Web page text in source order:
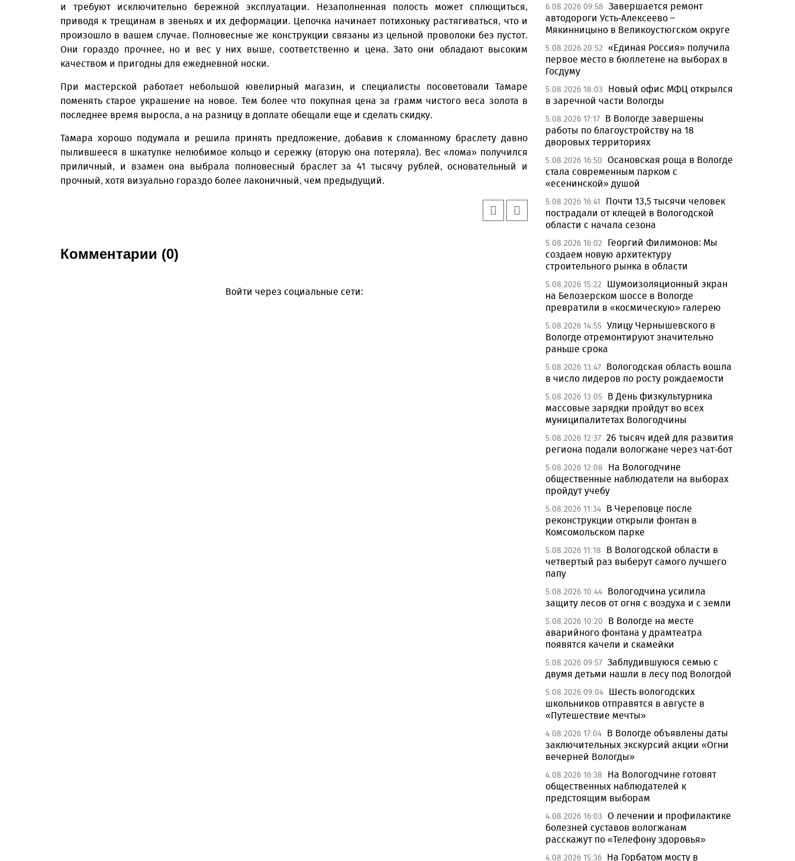
и требуют исключительно бережной эксплуатации. Незаполненная полость может сплющиться,
приводя к трещинам в звеньях и их деформации. Цепочка начинает потихоньку растягиваться, что и
произошло в вашем случае. Полновесные же конструкции связаны из цельной проволоки без пустот.
Они гораздо прочнее, но и вес у них выше, соответственно и цена. Зато они обладают высоким
качеством и пригодны для ежедневной носки.
При мастерской работает небольшой ювелирный магазин, и специалисты посоветовали Тамаре
поменять старое украшение на новое. Тем более что покупная цена за грамм чистого веса золота в
последнее время выросла, а на разницу в доплате обещали еще и сделать скидку.
Тамара хорошо подумала и решила принять предложение, добавив к сломанному браслету давно
пылившееся в шкатулке нелюбимое кольцо и сережку (вторую она потеряла). Вес «лома» получился
приличный, и взамен она выбрала полновесный браслет за 41 тысячу руб­лей, основательный и
прочный, хотя визуально гораздо более лаконичный, чем предыдущий.
Комментарии (0)
Войти через социальные сети:
6.08.2026 09:58 Завершается ремонт
автодороги Усть-Алексеево –
Мякинницыно в Великоустюгском округе
5.08.2026 20:52 «Единая Россия» получила
первое место в бюллетене на выборах в
Госдуму
5.08.2026 18:03
Новый офис МФЦ открылся
в заречной части Вологды
5.08.2026 17:17 В Вологде завершены
работы по благоустройству на 18
дворовых территориях
5.08.2026 16:50 Осановская роща в Вологде
стала современным парком с
«есенинской» душой
5.08.2026 16:41
Почти 13,5 тысячи человек
пострадали от клещей в Вологодской
области с начала сезона
5.08.2026 16:02
Георгий Филимонов: Мы
создаем новую архитектуру
строительного рынка в области
5.08.2026 15:22
Шумоизоляционный экран
на Белозерском шоссе в Вологде
превратили в «космическую» галерею
5.08.2026 14:55 Улицу Чернышевского в
Вологде отремонтируют значительно
раньше срока
5.08.2026 13:47 Вологодская область вошла
в число лидеров по росту рождаемости
5.08.2026 13:05 В День физкультурника
массовые зарядки пройдут во всех
муниципалитетах Вологодчины
5.08.2026 12:37 26 тысяч идей для развития
региона подали вологжане через чат-бот
5.08.2026 12:08
На Вологодчине
общественные наблюдатели на выборах
пройдут учебу
5.08.2026 11:34 В Череповце после
реконструкции открыли фонтан в
Комсомольском парке
5.08.2026 11:18
В Вологодской области в
четвертый раз выберут самого лучшего
папу
5.08.2026 10:44 Вологодчина усилила
защиту лесов от огня с воздуха и с земли
5.08.2026 10:20
В Вологде на месте
аварийного фонтана у драмтеатра
появятся качели и скамейки
5.08.2026 09:57 Заблудившуюся семью с
двумя детьми нашли в лесу под Вологдой
5.08.2026 09:04 Шесть вологодских
школьников отправятся в августе в
«Путешествие мечты»
4.08.2026 17:04 В Вологде объявлены даты
заключительных экскурсий акции «Огни
вечерней Вологды»
4.08.2026 16:38
На Вологодчине готовят
общественных наблюдателей к
предстоящим выборам
4.08.2026 16:03 О лечении и профилактике
болезней суставов вологжанам
расскажут по «Телефону здоровья»
4.08.2026 15:36 На Горбатом мосту в